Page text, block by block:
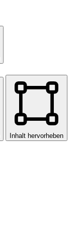
Inhalt hervorheben